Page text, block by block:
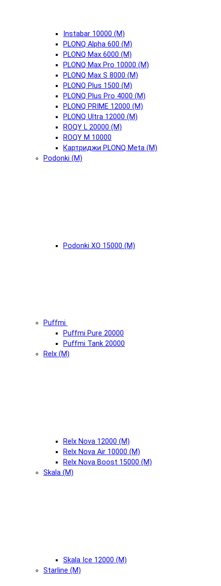
Instabar 10000 (М)
PLONQ Alpha 600 (М)
PLONQ Max 6000 (М)
PLONQ Max Pro 10000 (М)
PLONQ Max S 8000 (М)
PLONQ Plus 1500 (М)
PLONQ Plus Pro 4000 (М)
PLONQ PRIME 12000 (М)
PLONQ Ultra 12000 (М)
ROQY L 20000 (М)
ROQY M 10000
Картриджи PLONQ Meta (М)
Podonki (М)
Podonki XO 15000 (М)
Puffmi
Puffmi Pure 20000
Puffmi Tank 20000
Relx (М)
Relx Nova 12000 (М)
Relx Nova Air 10000 (М)
Relx Nova Boost 15000 (М)
Skala (М)
Skala Ice 12000 (М)
Starline (М)